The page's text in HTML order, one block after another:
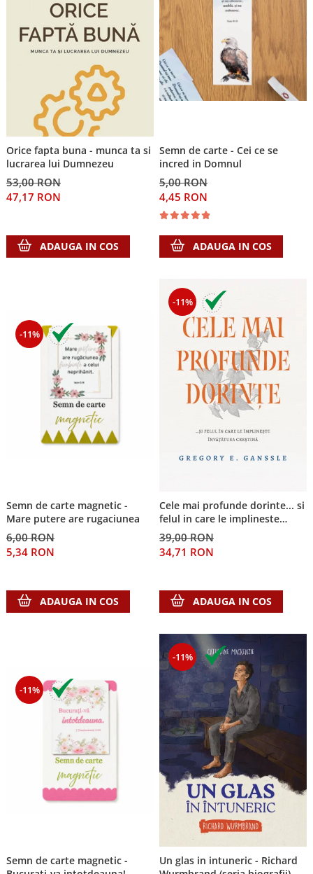
Orice fapta buna - munca ta si
lucrarea lui Dumnezeu
53,00 RON
47,17 RON
ADAUGA IN COS
Semn de carte - Cei ce se
incred in Domnul
5,00 RON
4,45 RON
ADAUGA IN COS
-11%
Semn de carte magnetic -
Mare putere are rugaciunea
6,00 RON
5,34 RON
ADAUGA IN COS
-11%
Cele mai profunde dorinte... si
felul in care le implineste
invatatura crestina
39,00 RON
34,71 RON
ADAUGA IN COS
-11%
Semn de carte magnetic -
-11%
Un glas in intuneric - Richard